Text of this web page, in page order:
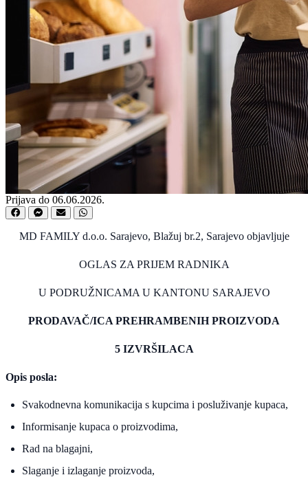
Prijava do 06.06.2026.
MD FAMILY d.o.o. Sarajevo, Blažuj br.2, Sarajevo objavljuje
OGLAS ZA PRIJEM RADNIKA
U PODRUŽNICAMA U KANTONU SARAJEVO
PRODAVAČ/ICA PREHRAMBENIH PROIZVODA
5 IZVRŠILACA
Opis posla:
Svakodnevna komunikacija s kupcima i posluživanje kupaca,
Informisanje kupaca o proizvodima,
Rad na blagajni,
Slaganje i izlaganje proizvoda,